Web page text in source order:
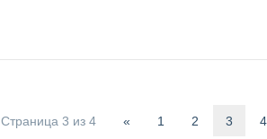
Страница 3 из 4 « 1 2 3 4